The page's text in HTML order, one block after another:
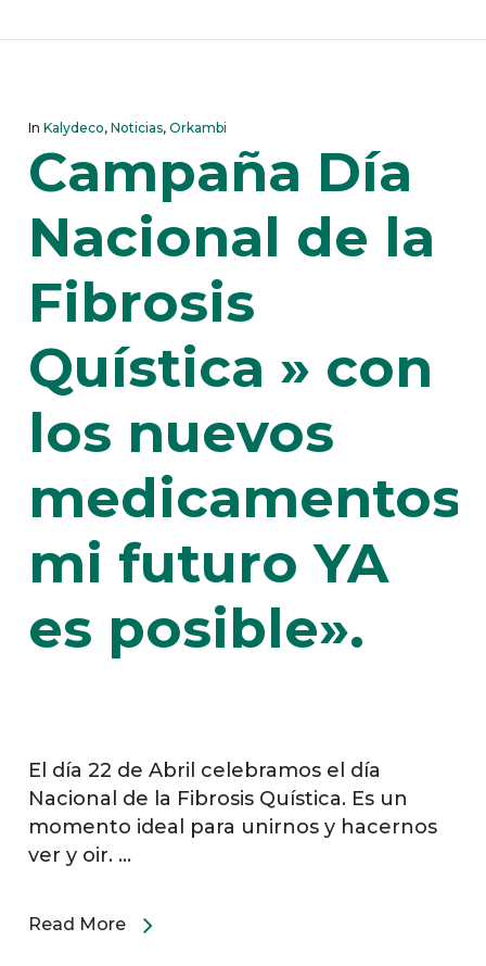
In Kalydeco, Noticias, Orkambi
Campaña Día
Nacional de la
Fibrosis
Quística » con
los nuevos
medicamentos,
mi futuro YA
es posible».
El día 22 de Abril celebramos el día
Nacional de la Fibrosis Quística. Es un
momento ideal para unirnos y hacernos
ver y oir. ...
Read More